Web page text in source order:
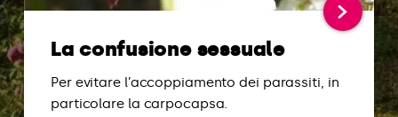
La confusione sessuale
Per evitare l’accoppiamento dei parassiti, in
particolare la carpocapsa.